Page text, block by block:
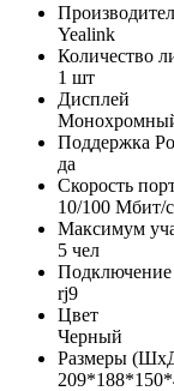
Yealink
Количество
1 шт
Дисплей
Поддержка
да
Скорость
10/100 Мбит/с
Максимум
5 чел
rj9
Цвет
Черный
Размеры